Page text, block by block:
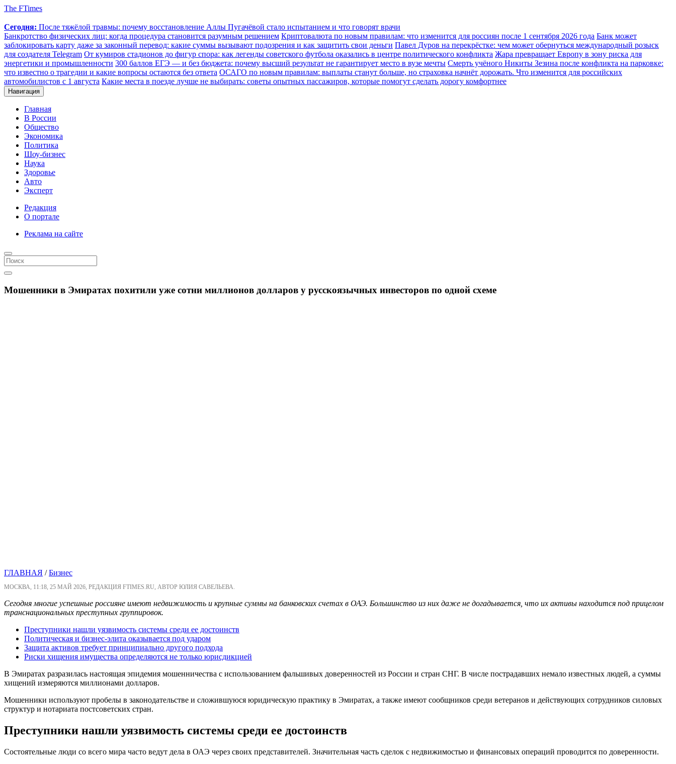
The FTimes
Сегодня: После тяжёлой травмы: почему восстановление Аллы Пугачёвой стало испытанием и что говорят врачи
Банкротство физических лиц: когда процедура становится разумным решением Криптовалюта по новым правилам: что изменится для россиян после 1 сентября 2026 года Банк может
заблокировать карту даже за законный перевод: какие суммы вызывают подозрения и как защитить свои деньги Павел Дуров на перекрёстке: чем может обернуться международный розыск
для создателя Telegram От кумиров стадионов до фигур спора: как легенды советского футбола оказались в центре политического конфликта Жара превращает Европу в зону риска для
энергетики и промышленности 300 баллов ЕГЭ — и без бюджета: почему высший результат не гарантирует место в вузе мечты Смерть учёного Никиты Зезина после конфликта на парковке:
что известно о трагедии и какие вопросы остаются без ответа ОСАГО по новым правилам: выплаты станут больше, но страховка начнёт дорожать. Что изменится для российских
автомобилистов с 1 августа Какие места в поезде лучше не выбирать: советы опытных пассажиров, которые помогут сделать дорогу комфортнее
Навигация
Главная
В России
Общество
Экономика
Политика
Шоу-бизнес
Наука
Здоровье
Авто
Эксперт
Редакция
О портале
Реклама на сайте
Мошенники в Эмиратах похитили уже сотни миллионов долларов у русскоязычных инвесторов по одной схеме
ГЛАВНАЯ /Бизнес
МОСКВА, 11:18, 25 МАЙ 2026, РЕДАКЦИЯ FTIMES.RU, АВТОР ЮЛИЯ САВЕЛЬЕВА.
Сегодня многие успешные россияне имеют недвижимость и крупные суммы на банковских счетах в ОАЭ. Большинство из них даже не догадывается, что их активы находится под прицелом
транснациональных преступных группировок.
Преступники нашли уязвимость системы среди ее достоинств
Политическая и бизнес-элита оказывается под ударом
Защита активов требует принципиально другого подхода
Риски хищения имущества определяются не только юрисдикцией
В Эмиратах разразилась настоящая эпидемия мошенничества с использованием фальшивых доверенностей из России и стран СНГ. В числе пострадавших немало известных людей, а суммы
хищений измеряются миллионами долларов.
Мошенники используют пробелы в законодательстве и сложившуюся юридическую практику в Эмиратах, а также имеют сообщников среди ветеранов и действующих сотрудников силовых
структур и нотариата постсоветских стран.
Преступники нашли уязвимость системы среди ее достоинств
Состоятельные люди со всего мира часто ведут дела в ОАЭ через своих представителей. Значительная часть сделок с недвижимостью и финансовых операций проводится по доверенности.